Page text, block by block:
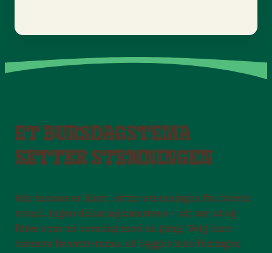
ET BURSDAGSTEMA
SETTER STEMNINGEN
Når temaet er klart, sitter stemningen fra første
stund. Ingen dekorasjonsstress – alt ser ut og
føles som en bursdag med én gang. Velg bare
barnets favoritt-tema, så bygges hele feiringen